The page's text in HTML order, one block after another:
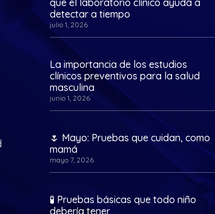
que el laboratorio clínico ayuda a
detectar a tiempo
julio 1, 2026
La importancia de los estudios
clínicos preventivos para la salud
masculina
junio 1, 2026
🌷 Mayo: Pruebas que cuidan, como
mamá
mayo 7, 2026
🧪 Pruebas básicas que todo niño
debería tener